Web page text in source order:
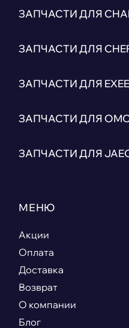
ЗАПЧАСТИ ДЛЯ
ЗАПЧАСТИ ДЛЯ
ЗАПЧАСТИ ДЛЯ
ЗАПЧАСТИ ДЛЯ
ЗАПЧАСТИ ДЛЯ
МЕНЮ
Акции
Оплата
Доставка
Возврат
О компании
Блог